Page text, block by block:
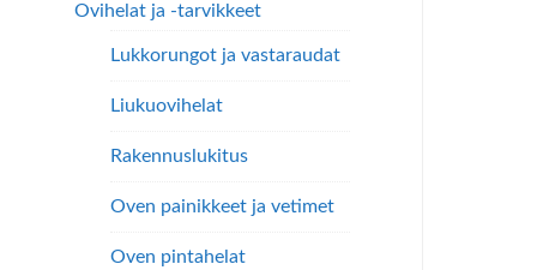
Ovihelat ja -tarvikkeet
Lukkorungot ja vastaraudat
Liukuovihelat
Rakennuslukitus
Oven painikkeet ja vetimet
Oven pintahelat